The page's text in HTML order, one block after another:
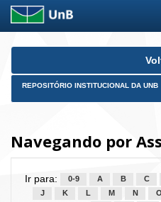
Skip
REPOSITÓRIO INSTITUCIONAL DA UNB
Navegando por
Ir para: 0-9 A B C
J
K L M N O